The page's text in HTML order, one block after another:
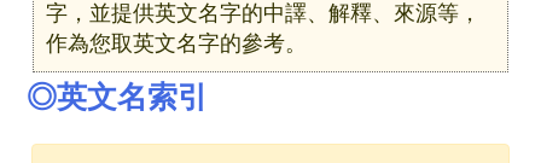
字，並提供英文名字的中譯、解釋、來源等，
作為您取英文名字的參考。
◎英文名索引